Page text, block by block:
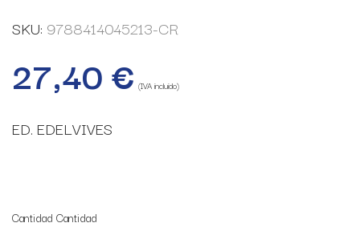
SKU: 9788414045213-CR
27,40€ (IVA incluido)
ED. EDELVIVES
Cantidad Cantidad